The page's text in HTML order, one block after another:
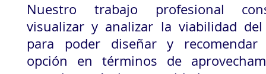
Nuestro trabajo profesional
visualizar y analizar la viabilidad del
para poder diseñar y
opción en términos de